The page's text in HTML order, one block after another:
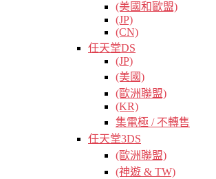
(美國和歐盟)
(JP)
(CN)
任天堂DS
(JP)
(美國)
(歐洲聯盟)
(KR)
集電極 / 不轉售
任天堂3DS
(歐洲聯盟)
(神遊 & TW)